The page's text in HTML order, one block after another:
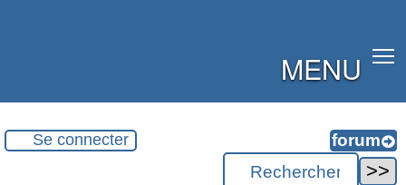
MENU
Se connecter